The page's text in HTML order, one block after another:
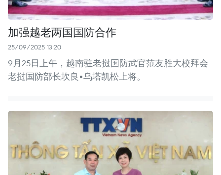
加强越老两国国防合作
25/09/2025 13:20
9月25日上午，越南驻老挝国防武官范友胜大校拜会
老挝国防部长坎良•乌塔凯松上将。